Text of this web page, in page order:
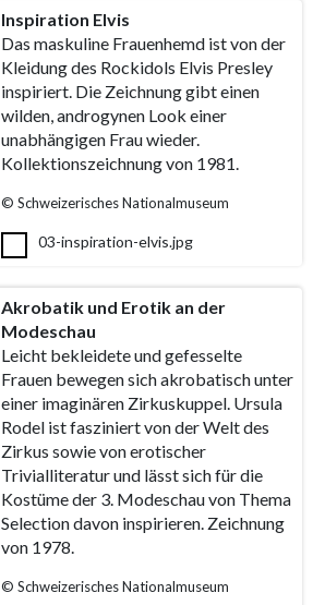
Inspiration Elvis
Das maskuline Frauenhemd ist von der
Kleidung des Rockidols Elvis Presley
inspiriert. Die Zeichnung gibt einen
wilden, androgynen Look einer
unabhängigen Frau wieder.
Kollektionszeichnung von 1981.
© Schweizerisches Nationalmuseum
03-inspiration-elvis.jpg
Akrobatik und Erotik an der
Modeschau
Leicht bekleidete und gefesselte
Frauen bewegen sich akrobatisch unter
einer imaginären Zirkuskuppel. Ursula
Rodel ist fasziniert von der Welt des
Zirkus sowie von erotischer
Trivialliteratur und lässt sich für die
Kostüme der 3. Modeschau von Thema
Selection davon inspirieren. Zeichnung
von 1978.
© Schweizerisches Nationalmuseum